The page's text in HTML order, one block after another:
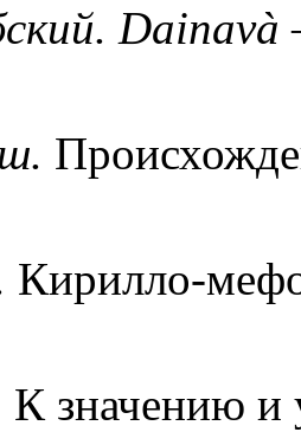
Dainavà
Кирилло-
К значению и